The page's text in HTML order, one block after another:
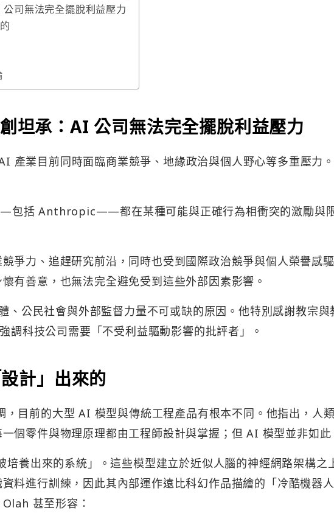
司無法完全擺脫利益壓力
坦承：AI 公司無法完全擺脫利益壓力
產業目前同時面臨商業競爭、地緣政治與個人野心等多重壓力
包括 Anthropic——都在某種可能與正確行為相衝突的激勵與
爭力、追趕研究前沿，同時也受到國際政治競爭與個人榮譽感驅
有善意，也無法完全避免受到這些外部因素影響。
、公民社會與外部監督力量不可或缺的原因。他特別感謝教宗與
調科技公司需要「不受利益驅動影響的批評者」。
計」出來的
目前的大型 AI 模型與傳統工程產品有根本不同。他指出，人
個零件與物理原理都由工程師設計與掌握；但 AI 模型並非如此
培養出來的系統」。這些模型建立於近似人腦的神經網路架構之
料進行訓練，因此其內部運作遠比科幻作品描繪的「冷酷機器
甚至形容：